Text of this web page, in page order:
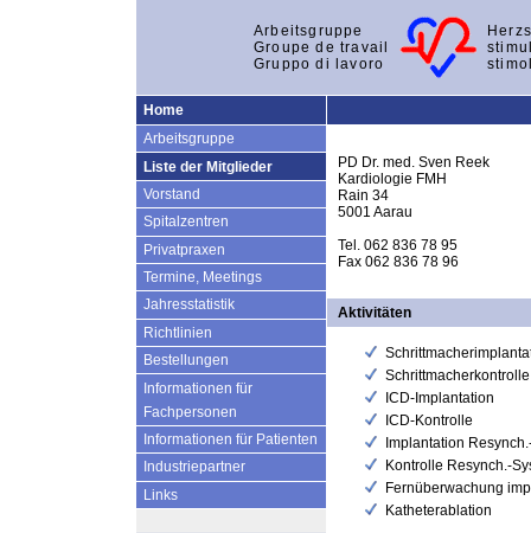
Arbeitsgruppe
Groupe de travail
Gruppo di lavoro
Home
Arbeitsgruppe
Liste der Mitglieder
Vorstand
Spitalzentren
Privatpraxen
Termine, Meetings
Jahresstatistik
Richtlinien
Bestellungen
Informationen für
Fachpersonen
Informationen für Patienten
Industriepartner
Links
PD Dr. med. Sven Reek
Kardiologie FMH
Rain 34
5001 Aarau
Tel. 062 836 78 95
Fax 062 836 78 96
Aktivitäten
Schrittmacherkontrolle
ICD-Implantation
ICD-Kontrolle
Implantation
Kontrolle Resynch.-
Fernüberwachung
Katheterablation